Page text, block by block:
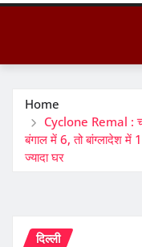
Home
Cyclone Remal :
बंगाल में 6, तो बांग्लादेश में
ज्यादा घर
दिल्ली